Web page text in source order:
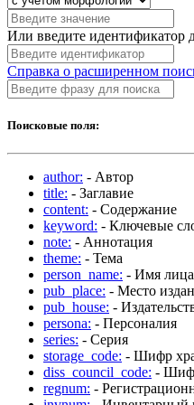
Или введите идентификатор
Справка о расширенном
Поисковые поля:
author: - Автор
title: - Заглавие
content: - Содержание
keyword: - Ключевые
note: - Аннотация
theme: - Тема
person_name: - Имя лица
pub_place: - Место
pub_house: -
persona: - Персоналия
series: - Серия
storage_code: - Шифр
diss_council_code: -
regnum: -